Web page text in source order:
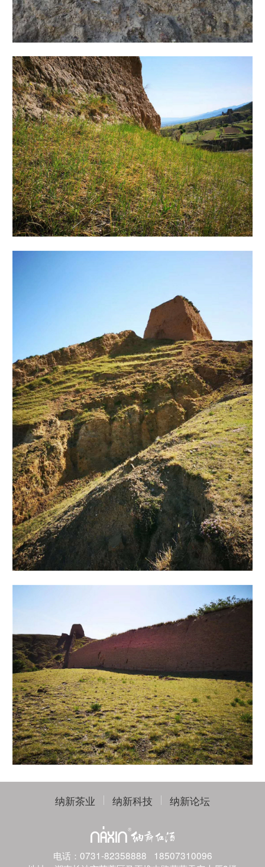
纳新茶业 纳新科技 纳新论坛
电话： 0731-82358888
18507310096